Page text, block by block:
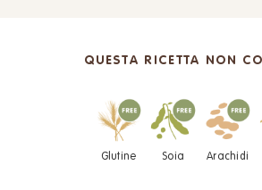
QUESTA RICETTA NON
Glutine Soia Arachidi